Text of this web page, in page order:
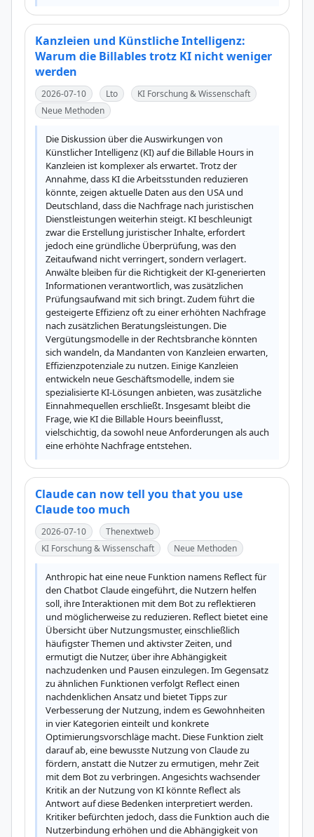
Kanzleien und Künstliche Intelligenz:
Warum die Billables trotz KI nicht weniger
werden
2026-07-10 Lto
KI Forschung & Wissenschaft
Neue Methoden
Die Diskussion über die Auswirkungen von
Künstlicher Intelligenz (KI) auf die Billable Hours in
Kanzleien ist komplexer als erwartet. Trotz der
Annahme, dass KI die Arbeitsstunden reduzieren
könnte, zeigen aktuelle Daten aus den USA und
Deutschland, dass die Nachfrage nach juristischen
Dienstleistungen weiterhin steigt. KI beschleunigt
zwar die Erstellung juristischer Inhalte, erfordert
jedoch eine gründliche Überprüfung, was den
Zeitaufwand nicht verringert, sondern verlagert.
Anwälte bleiben für die Richtigkeit der KI-generierten
Informationen verantwortlich, was zusätzlichen
Prüfungsaufwand mit sich bringt. Zudem führt die
gesteigerte Effizienz oft zu einer erhöhten Nachfrage
nach zusätzlichen Beratungsleistungen. Die
Vergütungsmodelle in der Rechtsbranche könnten
sich wandeln, da Mandanten von Kanzleien erwarten,
Effizienzpotenziale zu nutzen. Einige Kanzleien
entwickeln neue Geschäftsmodelle, indem sie
spezialisierte KI-Lösungen anbieten, was zusätzliche
Einnahmequellen erschließt. Insgesamt bleibt die
Frage, wie KI die Billable Hours beeinflusst,
vielschichtig, da sowohl neue Anforderungen als auch
eine erhöhte Nachfrage entstehen.
Claude can now tell you that you use
Claude too much
2026-07-10
Thenextweb
KI Forschung & Wissenschaft
Neue Methoden
Anthropic hat eine neue Funktion namens Reflect für
den Chatbot Claude eingeführt, die Nutzern helfen
soll, ihre Interaktionen mit dem Bot zu reflektieren
und möglicherweise zu reduzieren. Reflect bietet eine
Übersicht über Nutzungsmuster, einschließlich
häufigster Themen und aktivster Zeiten, und
ermutigt die Nutzer, über ihre Abhängigkeit
nachzudenken und Pausen einzulegen. Im Gegensatz
zu ähnlichen Funktionen verfolgt Reflect einen
nachdenklichen Ansatz und bietet Tipps zur
Verbesserung der Nutzung, indem es Gewohnheiten
in vier Kategorien einteilt und konkrete
Optimierungsvorschläge macht. Diese Funktion zielt
darauf ab, eine bewusste Nutzung von Claude zu
fördern, anstatt die Nutzer zu ermutigen, mehr Zeit
mit dem Bot zu verbringen. Angesichts wachsender
Kritik an der Nutzung von KI könnte Reflect als
Antwort auf diese Bedenken interpretiert werden.
Kritiker befürchten jedoch, dass die Funktion auch die
Nutzerbindung erhöhen und die Abhängigkeit von